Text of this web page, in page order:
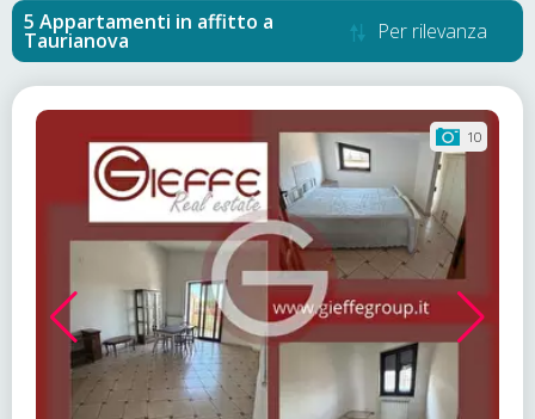
Appartamenti in affitto a
Taurianova Per rilevanza
10